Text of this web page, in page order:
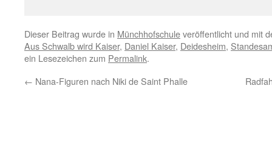
Dieser Beitrag wurde in Münchhofschuleveröffentlicht und mit
Aus Schwalb wird Kaiser, Daniel Kaiser, Deidesheim,
ein Lesezeichen zum Permalink.
← Nana-Figuren nach Niki de Saint Phalle